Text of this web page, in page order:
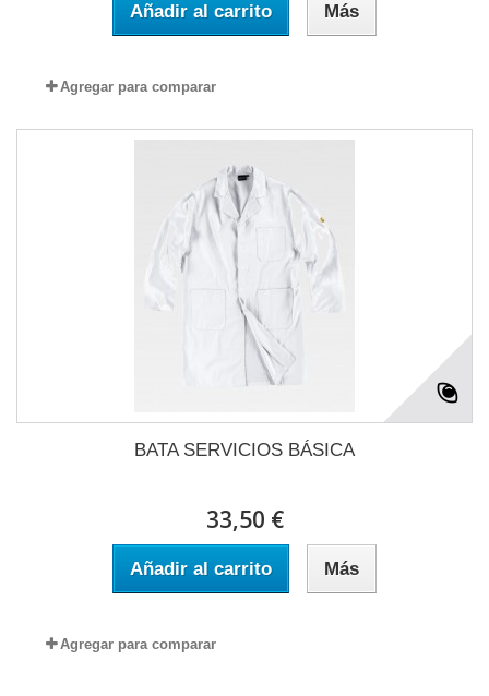
Añadir al carrito Más
Agregar para comparar
BATA SERVICIOS BÁSICA
33,50 €
Añadir al carrito Más
Agregar para comparar